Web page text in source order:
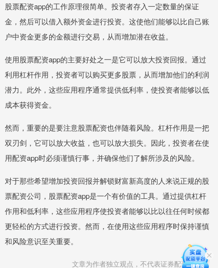
股票配资app的工作原理很简单。投资者存入一定数量的保证
金，然后可以借入额外资金进行投资。这使他们能够以比自己账
户中资金更多的金额进行交易，从而增加潜在收益。
使用股票配资app的主要好处之一是它可以放大投资回报。通过
利用杠杆作用，投资者可以购买更多股票，从而增加他们的利润
潜力。此外，这些应用程序通常提供低利率，使投资者能够以低
成本获得资金。
然而，重要的是要注意股票配资也伴随着风险。杠杆作用是一把
双刃剑，它可以放大收益，也可以放大损失。因此，投资者在使
用配资app时必须谨慎行事，并确保他们了解所涉及的风险。
对于那些希望增加投资回报并解锁财富新高度的人来说正规的股
票配资公司，股票配资app是一个有价值的工具。通过提供杠杆
作用和低利率，这些应用程序使投资者能够以比以往任何时候都
更轻松的方式进行投资。然而，在使用这些应用程序时保持谨慎
和风险意识至关重要。
文章为作者独立观点，不代表证券配资网观点